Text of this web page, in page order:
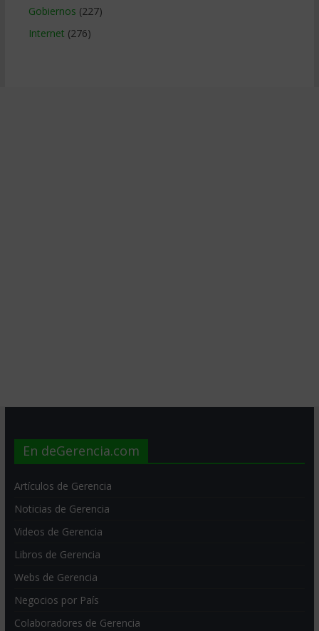
Gobiernos (227)
Internet (276)
En deGerencia.com
Artículos de Gerencia
Noticias de Gerencia
Videos de Gerencia
Libros de Gerencia
Webs de Gerencia
Negocios por País
Colaboradores de Gerencia